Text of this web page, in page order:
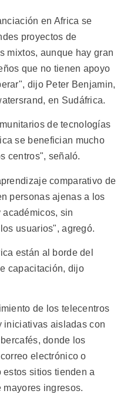
en Africa se
proyectos de
mixtos, aunque hay gran
que no tienen apoyo
dijo Peter Benjamin,
en Sudáfrica.
de tecnologías
se benefician mucho
centros", señaló.
comparativo de
personas ajenas a los
académicos, sin
usuarios", agregó.
están al borde del
capacitación, dijo
de los telecentros
iniciativas aisladas con
donde los
electrónico o
estos sitios tienden a
mayores ingresos.